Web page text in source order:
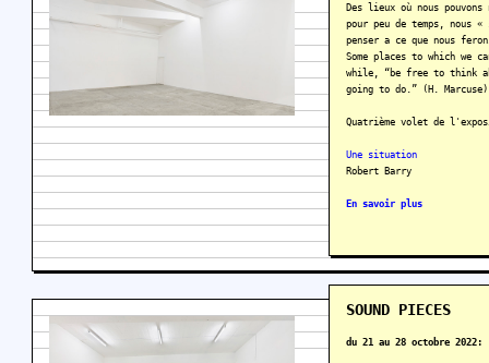
Des lieux où nous
pour peu de temps, nous
penser a ce que nous
Some places to which we
while, “be free to think
going to do.” (H. Marcuse)
Quatrième volet de
Une situation
Robert Barry
En savoir plus
SOUND PIECES
du 21 au 28 octobre 2022: